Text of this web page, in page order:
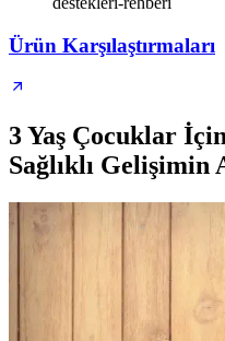
Ürün Karşılaştırmaları
3 Yaş Çocuklar
Sağlıklı Gelişimin